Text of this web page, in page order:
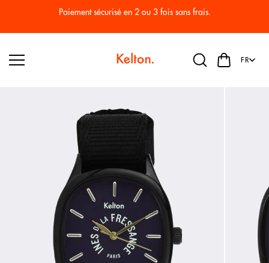
Paiement sécurisé en 2 ou 3 fois sans frais.
FR